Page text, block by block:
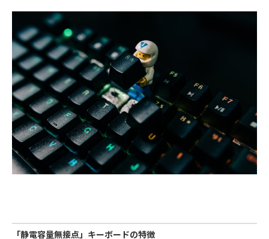
「静電容量無接点」キーボードの特徴